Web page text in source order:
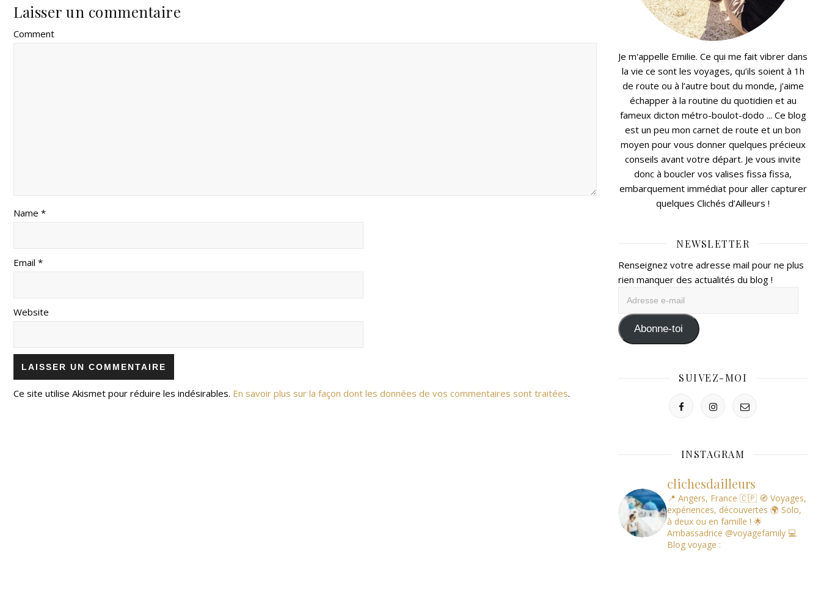
Laisser un commentaire
Comment
Name *
Email *
Website
Ce site utilise Akismet pour réduire les indésirables. En savoir plus sur la façon dont les données de vos commentaires sont traitées.
Je m'appelle Emilie. Ce qui me fait vibrer dans
la vie ce sont les voyages, qu’ils soient à 1h
de route ou à l’autre bout du monde, j’aime
échapper à la routine du quotidien et au
fameux dicton métro-boulot-dodo ... Ce blog
est un peu mon carnet de route et un bon
moyen pour vous donner quelques précieux
conseils avant votre départ. Je vous invite
donc à boucler vos valises fissa fissa,
embarquement immédiat pour aller capturer
quelques Clichés d’Ailleurs !
NEWSLETTER
Renseignez votre adresse mail pour ne plus
rien manquer des actualités du blog !
mail Abonne-toi
SUIVEZ-MOI
INSTAGRAM
clichesdailleurs
📍 Angers, France 🇨🇵 🧭 Voyages,
expériences, découvertes 🌍 Solo,
à deux ou en famille ! 🌟
Ambassadrice @voyagefamily 💻
Blog voyage :